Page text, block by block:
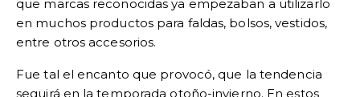
que marcas reconocidas ya empezaban a utilizarlo
en muchos productos para faldas, bolsos, vestidos,
entre otros accesorios.
Fue tal el encanto que provocó, que la tendencia
seguirá en la temporada otoño-invierno. En estos